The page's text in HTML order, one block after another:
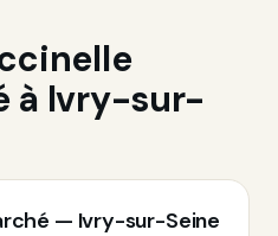
à Ivry-sur-
— Ivry-sur-Seine